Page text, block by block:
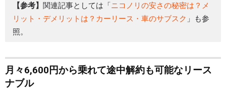
【参考】 関連記事としては「ニコノリの安さの秘密は？メ
リット・デメリットは？カーリース・車のサブスク 」も参
照。
月々6,600円から乗れて途中解約も可能なリース
ナブル